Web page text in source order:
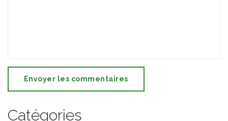
Envoyer les commentaires
Catégories